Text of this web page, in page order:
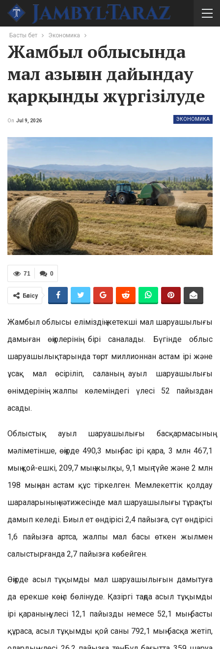
Басты бет Экономика
Жамбыл облысында
мал азығын дайындау
қарқынды жүргізілуде
ЭКОНОМИКА
On Jul 9, 2026
0
71
Бөлісу
Жамбыл облысы еліміздің жетекші мал шаруашылығы
дамыған өңірлерінің бірі саналады. Бүгінде облыс
шаруашылықтарында төрт миллионнан астам ірі және
ұсақ мал өсіріліп, саланың ауыл шаруашылығы
өнімдерінің жалпы көлеміндегі үлесі 52 пайыздан
асады.
Облыстық ауыл шаруашылығы басқармасының
мәліметінше, өңірде 490,3 мың бас ірі қара, 3 млн 467,1
мың қой-ешкі, 209,7 мың жылқы, 9,1 мың түйе және 2 млн
198 мыңнан астам құс тіркелген. Мемлекеттік қолдау
шараларының нәтижесінде мал шаруашылығы тұрақты
дамып келеді. Биыл ет өндірісі 2,4 пайызға, сүт өндірісі
1,6 пайызға артса, жалпы мал басы өткен жылмен
салыстырғанда 2,7 пайызға көбейген.
Өңірде асыл тұқымды мал шаруашылығын дамытуға
да ерекше көңіл бөлінуде. Қазіргі таңда асыл тұқымды
ірі қараның үлесі 12,1 пайызды немесе 52,1 мың басты
құраса, асыл тұқымды қой саны 792,1 мың басқа жетіп,